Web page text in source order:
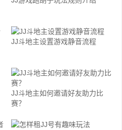
JJ斗地主设置游戏静音流程
JJ斗地主如何邀请好友助力比
赛？